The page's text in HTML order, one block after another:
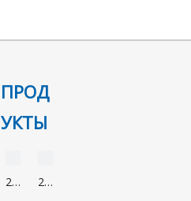
ПРОД
УКТЫ
2-
2-